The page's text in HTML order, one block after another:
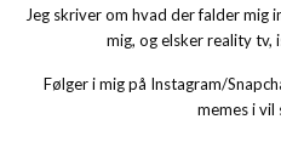
Jeg skriver om hvad der falder mig
mig, og elsker reality tv,
Følger i mig på Instagram/
memes i vil